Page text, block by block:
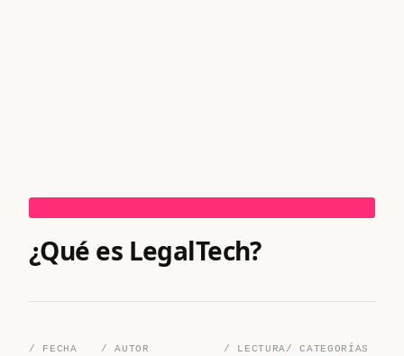
¿Qué es LegalTech?
/ FECHA / AUTOR / LECTURA/ CATEGORÍAS